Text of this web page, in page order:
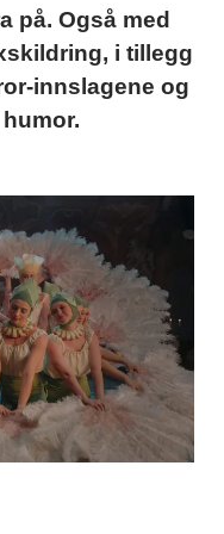
på. Også med
i tillegg
innslagene og